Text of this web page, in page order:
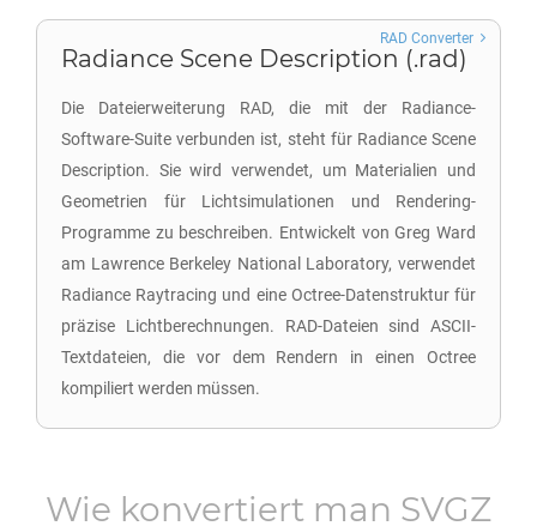
Radiance Scene Description (.rad)
Die Dateierweiterung RAD, die mit der Radiance-
Software-Suite verbunden ist, steht für Radiance Scene
Description. Sie wird verwendet, um Materialien und
Geometrien für Lichtsimulationen und Rendering-
Programme zu beschreiben. Entwickelt von Greg Ward
am Lawrence Berkeley National Laboratory, verwendet
Radiance Raytracing und eine Octree-Datenstruktur für
präzise Lichtberechnungen. RAD-Dateien sind ASCII-
Textdateien, die vor dem Rendern in einen Octree
kompiliert werden müssen.
RAD Converter
Wie konvertiert man SVGZ